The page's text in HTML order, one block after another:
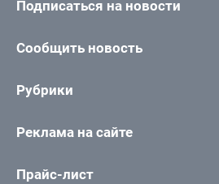
Подписаться на новости
Сообщить новость
Рубрики
Реклама на сайте
Прайс-лист